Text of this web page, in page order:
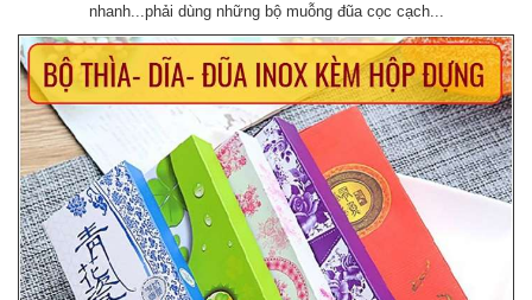
nhanh...phải dùng những bộ muỗng đũa cọc cạch...